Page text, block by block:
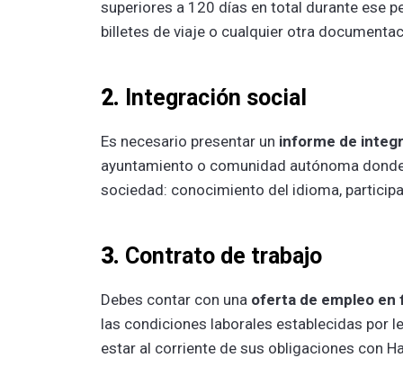
superiores a 120 días en total durante ese
billetes de viaje o cualquier otra
2. Integración social
Es necesario presentar un informe de
ayuntamiento o comunidad autónoma
sociedad: conocimiento del idioma,
3. Contrato de trabajo
Debes contar con una oferta de empleo en
las condiciones laborales establecidas por
estar al corriente de sus obligaciones con